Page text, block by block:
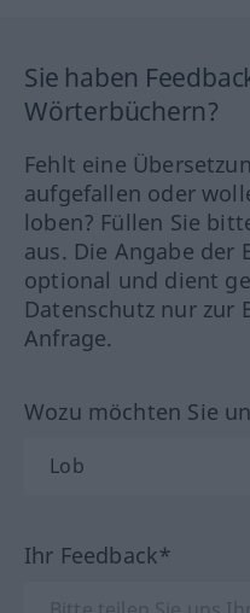
Sie haben
Wörterbüchern?
Fehlt eine
aufgefallen oder
loben? Füllen Sie
aus. Die Angabe der
optional und dient
Datenschutz nur zur
Anfrage.
Wozu möchten Sie
Ihr Feedback*